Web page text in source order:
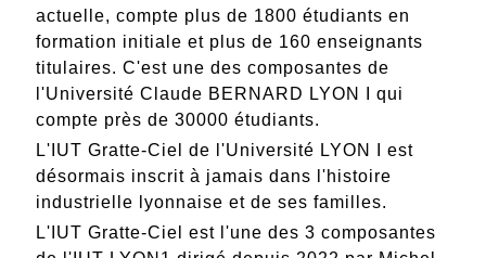
actuelle, compte plus de 1800 étudiants en
formation initiale et plus de 160 enseignants
titulaires. C'est une des composantes de
l'Université Claude BERNARD LYON I qui
compte près de 30000 étudiants.
L'IUT Gratte-Ciel de l'Université LYON I est
désormais inscrit à jamais dans l'histoire
industrielle lyonnaise et de ses familles.
L'IUT Gratte-Ciel est l'une des 3 composantes